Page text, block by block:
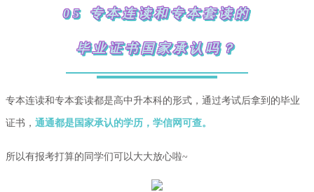
05 专本连读和专本套读的
毕业证书国家承认吗？
专本连读和专本套读都是高中升本科的形式，通过考试后拿到的毕业
证书， 通通都是国家承认的学历，学信网可查。
所以有报考打算的同学们可以大大放心啦~